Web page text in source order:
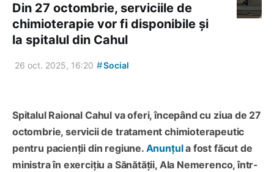
Din 27 octombrie, serviciile de
chimioterapie vor fi disponibile și
la spitalul din Cahul
26 oct. 2025, 16:20 #Social
Spitalul Raional Cahul va oferi, începând cu ziua de 27
octombrie, servicii de tratament chimioterapeutic
pentru pacienții din regiune. Anunțula fost făcut de
ministra în exercițiu a Sănătății, Ala Nemerenco, într-